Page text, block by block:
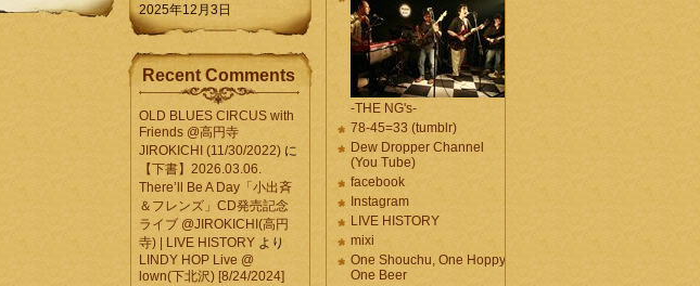
2025年12月3日
Recent Comments
OLD BLUES CIRCUS with
Friends @高円寺
JIROKICHI (11/30/2022) に
【下書】2026.03.06.
There’ll Be A Day「小出斉
＆フレンズ」CD発売記念
ライブ @JIROKICHI(高円
寺) | LIVE HISTORY より
LINDY HOP Live @
lown(下北沢) [8/24/2024]
-THE NG's-
78-45=33 (tumblr)
Dew Dropper Channel
(You Tube)
facebook
Instagram
LIVE HISTORY
mixi
One Shouchu, One Hoppy.
One Beer